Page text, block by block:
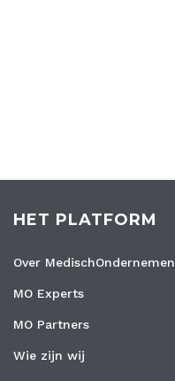
HET PLATFORM
Over MedischOndernemen
MO Experts
MO Partners
Wie zijn wij